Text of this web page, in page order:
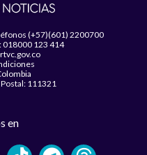
(+57)(601) 2200700
018000 123 414
111321
en